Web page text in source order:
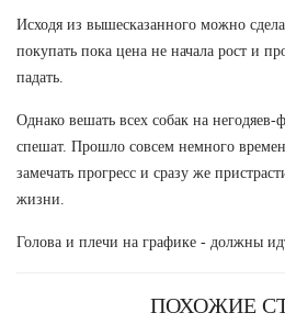
Исходя из вышесказанного можно
покупать пока цена не начала рост и
падать.
Однако вешать всех собак на негодяев-
спешат. Прошло совсем немного
замечать прогресс и сразу же
жизни.
Голова и плечи на графике - должны
ПОХОЖИЕ